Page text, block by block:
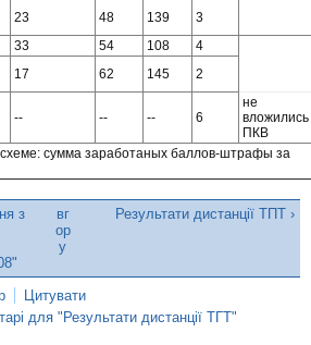
23 48 139
3
33 54 108
4
17 62 145 2
-- -- -- 6
не
вложились
ПКВ
схеме: сумма заработаных баллов-штрафы за
з
вг
ор
у
Результати дистанції ТПТ ›
Цитувати